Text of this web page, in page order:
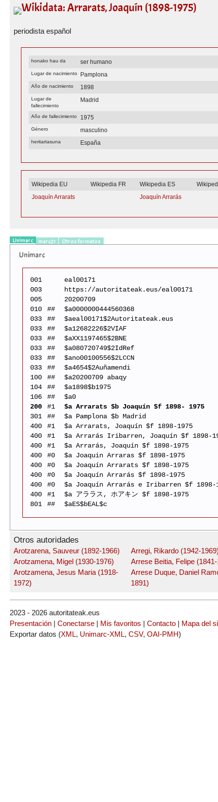
Wikidata: Arrarats, Joaquín (1898-1975)
periodista español
honako hau da ser humano
Lugar de nacimiento Pamplona
Año de nacimiento 1898
Lugar de
fallecimiento
Madrid
Año de fallecimiento 1975
Género masculino
heritartasuna España
Wikipedia EU Wikipedia FR Wikipedia ES
Joaquín Arrarats
Joaquín Arrarás
Unimarc marc21 Otros formatos
Unimarc
001
eal00171
003
https://autoritateak.eus/eal00171
005
20200709
010
##
$a0000000444560368
033
##
$aeal00171$2Autoritateak.eus
033
##
$a12682226$2VIAF
033
##
$aXX1197465$2BNE
033
##
$a080720749$2IdRef
033
##
$ano00100556$2LCCN
033
##
$a4654$2Auñamendi
100
##
$a20200709 abaqy
104
##
$a1898$b1975
106
##
$a0
200
#1
$a Arrarats $b Joaquín $f 1898- 1975
301
##
$a Pamplona $b Madrid
400
#1
$a Arrarats, Joaquín $f 1898-1975
400
#1
$a Arrarás Iribarren, Joaquín $f 1898-
400
#1
$a Arrarás, Joaquín $f 1898-1975
400
#0
$a Joaquin Arraras $f 1898-1975
400
#0
$a Joaquín Arrarats $f 1898-1975
400
#0
$a Joaquín Arrarás $f 1898-1975
400
#0
$a Joaquín Arrarás e Iribarren $f 1898-
400
#1
$a アララス, ホアキン $f 1898-1975
801
## $aES$bEAL$c
Otros autoridades
Arotzarena, Sauveur (1892-1966)
Arotzamena, Migel (1930-1976)
Arotzamena, Jesus Maria (1918-
1972)
Arregi, Rikardo (1942-
Arrese Beitia, Felipe
Arrese Duque, Daniel
1891)
2023 - 2026 autoritateak.eus
Presentación | Conectarse | Mis favoritos | Contacto | Mapa del
Exportar datos (XML, Unimarc-XML, CSV, OAI-PMH)